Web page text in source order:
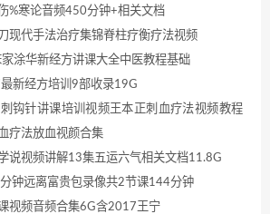
%寒论音频450分钟+相关文档
现代手法治疗集锦脊柱疗衡疗法视频
涂华新经方讲课大全中医教程基础
新经方培训9部收录19G
钩针讲课培训视频王本正刺血疗法视频教程
疗法放血视颜合集
说视频讲解13集五运六气相关文档11.8G
钟远离富贵包录像共2节课144分钟
视频音频合集6G含2017王宁